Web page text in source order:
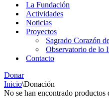
La Fundación
Actividades
Noticias
Proyectos
Sagrado Corazón
Observatorio de lo
Contacto
Donar
Inicio\Donación
No se han encontrado